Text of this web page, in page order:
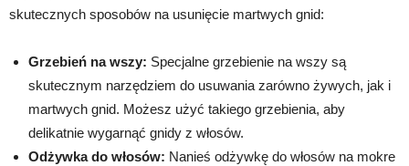
skutecznych sposobów na usunięcie martwych gnid:
Grzebień na wszy: Specjalne grzebienie na wszy są
skutecznym narzędziem do usuwania zarówno żywych, jak i
martwych gnid. Możesz użyć takiego grzebienia, aby
delikatnie wygarnąć gnidy z włosów.
Odżywka do włosów: Nanieś odżywkę do włosów na mokre